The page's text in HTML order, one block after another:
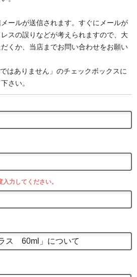
ールが送信されます。すぐにメールが
スの誤りなどが考えられますので、大
くか、当店までお問い合わせをお願い
はありません」のチェックボックスに
さい。
力してください。